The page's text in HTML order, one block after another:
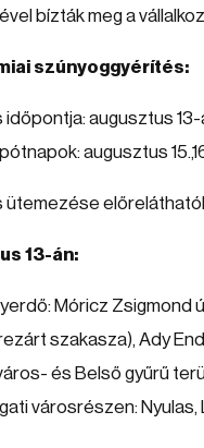
bízták meg a
szúnyoggyérítés:
időpontja: augusztus
augusztus
ütemezése
13-án:
Móricz Zsigmond
szakasza), Ady
és Belső gyűrű
városrészen: